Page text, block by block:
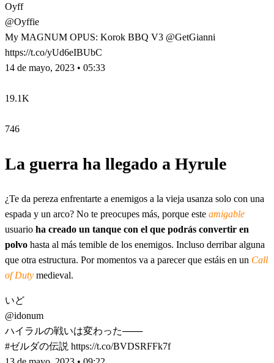
Oyff
@Oyffie
My MAGNUM OPUS: Korok BBQ V3 @GetGianni
https://t.co/yUd6eIBUbC
14 de mayo, 2023 • 05:33
19.1K
746
La guerra ha llegado a Hyrule
¿Te da pereza enfrentarte a enemigos a la vieja usanza solo con una
espada y un arco? No te preocupes más, porque este amigable
usuario ha creado un tanque con el que podrás convertir en
polvo hasta al más temible de los enemigos. Incluso derribar alguna
que otra estructura. Por momentos va a parecer que estáis en un Call
of Duty medieval.
いど
@idonum
ハイラルの戦いは変わった───
#ゼルダの伝説 https://t.co/BVDSRFFk7f